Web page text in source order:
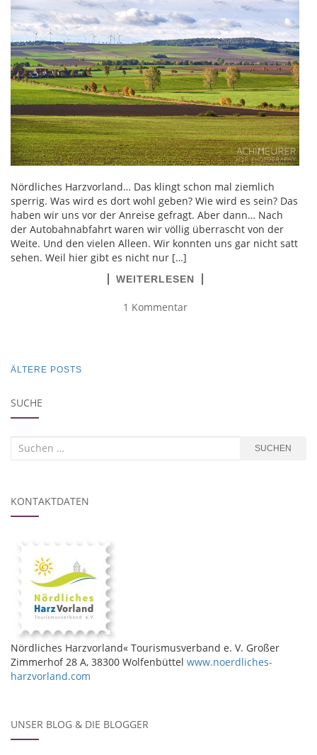
Nördliches Harzvorland… Das klingt schon mal ziemlich
sperrig. Was wird es dort wohl geben? Wie wird es sein? Das
haben wir uns vor der Anreise gefragt. Aber dann… Nach
der Autobahnabfahrt waren wir völlig überrascht von der
Weite. Und den vielen Alleen. Wir konnten uns gar nicht satt
sehen. Weil hier gibt es nicht nur […]
WEITERLESEN
1 Kommentar
BEITRAGSNAVIGATION
ÄLTERE POSTS
SUCHE
Suchen
nach:
SUCHEN
KONTAKTDATEN
Nördliches Harzvorland« Tourismusverband e. V. Großer
Zimmerhof 28 A, 38300 Wolfenbüttel www.noerdliches-
harzvorland.com
UNSER BLOG & DIE BLOGGER